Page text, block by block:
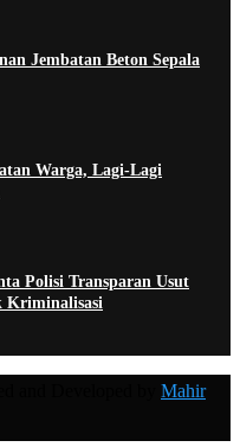
Jembatan Beton Sepala
Warga, Lagi-Lagi
Polisi Transparan Usut
Kriminalisasi
Mahir